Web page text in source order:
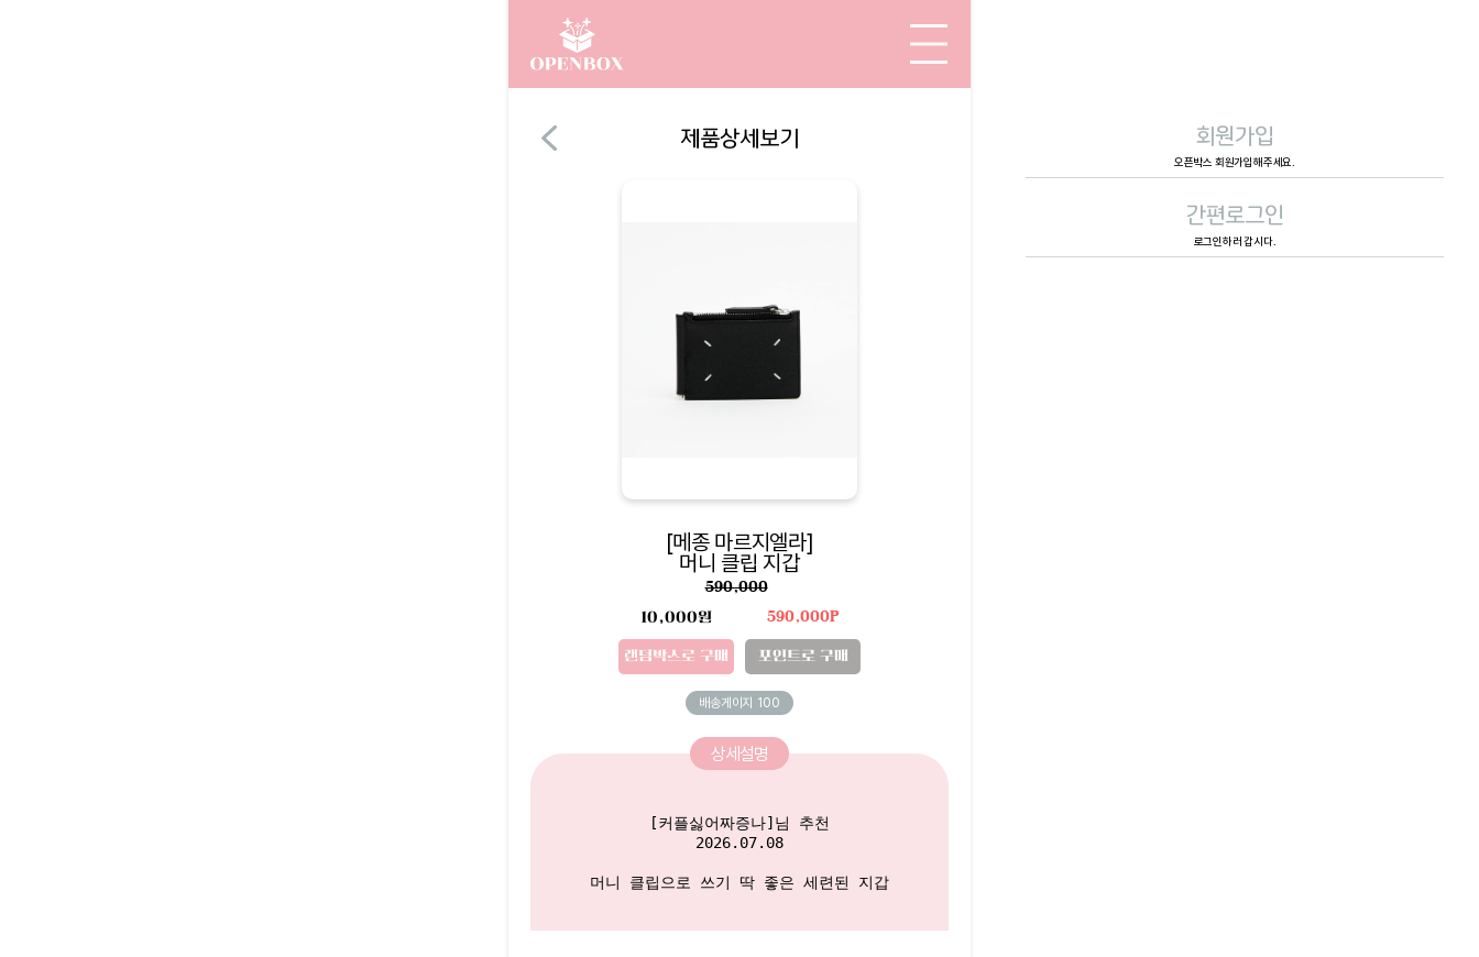
회원가입
오픈박스 회원가입해주세요.
간편로그인
로그인하러 갑시다.
제품상세보기
[메종 마르지엘라]
머니 클립 지갑
590,000
10,000원
랜덤박스로 구매
590,000P
포인트로 구매
배송게이지 100
상세설명
[커플싫어짜증나]님 추천
2026.07.08
머니 클립으로 쓰기 딱 좋은 세련된 지갑